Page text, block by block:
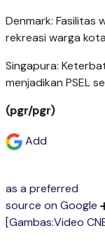
Denmark: Fasilitas
rekreasi warga kota
Singapura:
menjadikan PSEL
(pgr/pgr)
Add
as a preferred
source on Google
[Gambas:Video